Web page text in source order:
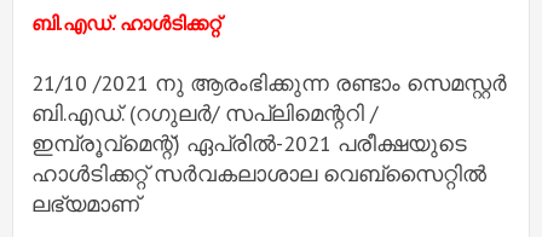
ബി.എഡ്. ഹാൾടിക്കറ്റ്
21/10 /2021 നു ആരംഭിക്കുന്ന രണ്ടാം സെമസ്റ്റർ
ബി.എഡ്. (റഗുലർ/ സപ്ലിമെന്ററി /
ഇമ്പ്രൂവ്മെന്റ്) ഏപ്രിൽ-2021 പരീക്ഷയുടെ
ഹാൾടിക്കറ്റ് സർവകലാശാല വെബ്‌സൈറ്റിൽ
ലഭ്യമാണ്